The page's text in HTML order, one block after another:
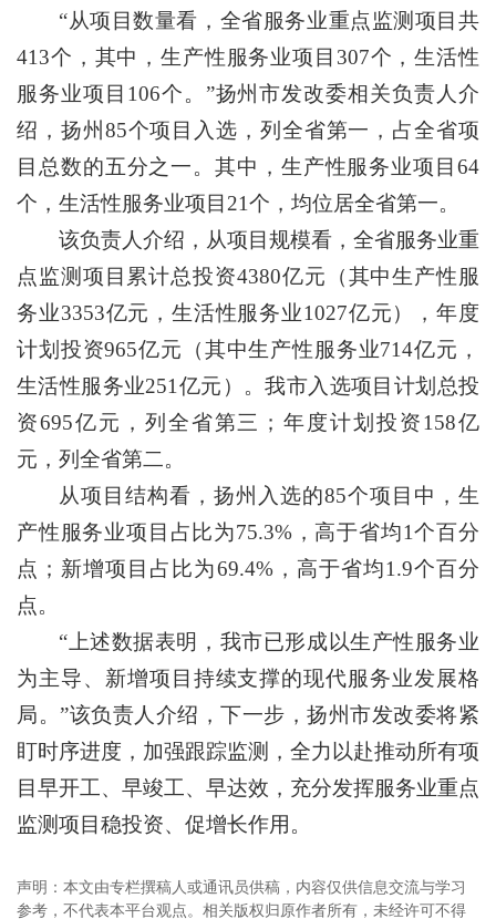
“从项目数量看，全省服务业重点监测项目共
413个，其中，生产性服务业项目307个，生活性
服务业项目106个。”扬州市发改委相关负责人介
绍，扬州85个项目入选，列全省第一，占全省项
目总数的五分之一。其中，生产性服务业项目64
个，生活性服务业项目21个，均位居全省第一。
该负责人介绍，从项目规模看，全省服务业重
点监测项目累计总投资4380亿元（其中生产性服
务业3353亿元，生活性服务业1027亿元），年度
计划投资965亿元（其中生产性服务业714亿元，
生活性服务业251亿元）。我市入选项目计划总投
资695亿元，列全省第三；年度计划投资158亿
元，列全省第二。
从项目结构看，扬州入选的85个项目中，生
产性服务业项目占比为75.3%，高于省均1个百分
点；新增项目占比为69.4%，高于省均1.9个百分
点。
“上述数据表明，我市已形成以生产性服务业
为主导、新增项目持续支撑的现代服务业发展格
局。”该负责人介绍，下一步，扬州市发改委将紧
盯时序进度，加强跟踪监测，全力以赴推动所有项
目早开工、早竣工、早达效，充分发挥服务业重点
监测项目稳投资、促增长作用。
声明：本文由专栏撰稿人或通讯员供稿，内容仅供信息交流与学习
参考，不代表本平台观点。相关版权归原作者所有，未经许可不得